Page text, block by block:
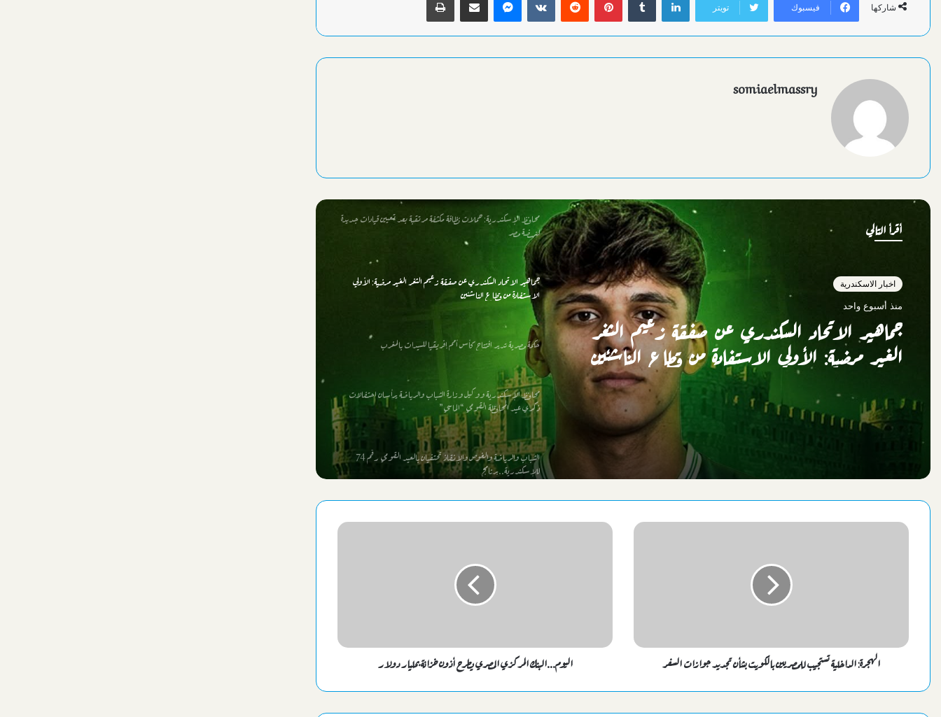
شاركها فيسبوك تويتر
somiaelmassry
أقرأ التالي
اخبار الاسكندرية
منذ أسبوع واحد
جماهير الاتحاد السكندري عن صفقة زعيم الثغر
الغير مرضية: الأولي الاستفادة من قطاع الناشئين
اخبار الاسكندرية
حكمة مصرية تدير افتتاح كأس أمم إفريقيا للسيدات
بالمغرب
الشباب والرياضة والغوص والإنقاذ تحتفيان بالعيد القومي رقم 74
جماهير الاتحاد السكندري عن صفقة زعيم الثغر الغير مرضية: الأولي
الاستفادة من قطاع الناشئين
حكمة مصرية تدير افتتاح كأس أمم إفريقيا للسيدات بالمغرب
محافظ الإسكندرية ووكيل وزارة الشباب والرياضة يرأسان احتفالات
ذكري عيد المحافظة القومي “الماسي”
الشباب والرياضة والغوص والإنقاذ تحتفيان بالعيد القومي رقم 74
للإسكندرية..برنامج
الليلة الطرق الصوفية بالإسكندرية تحيي ذكري “أبي العباس المرسي”
بمسجده
محافظ الإسكندرية: حملات نظافة مكثفة مرتقبة بعد تعيين قيادات جديدة
جماهير الاتحاد السكندري عن صفقة زعيم الثغر الغير مرضية: الأولي
الاستفادة من قطاع الناشئين
حكمة مصرية تدير افتتاح كأس أمم إفريقيا للسيدات بالمغرب
ذكري عيد المحافظة القومي “الماسي”
الهجرة: الداخلية تستجيب للمصريين بالكويت بشأن تجديد جوازات السفر اليوم...البنك المركزي المصري يطرح أذون خزانة بمليار دولار